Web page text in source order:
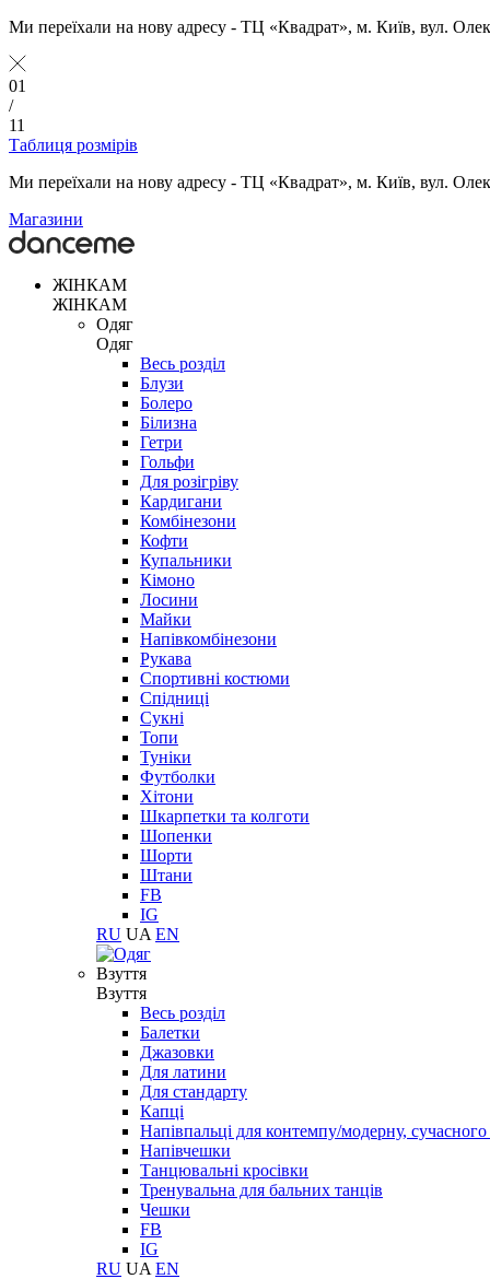
Ми переїхали на нову адресу - ТЦ «Квадрат», м. Київ, вул.
01
/
11
Таблиця розмірів
Ми переїхали на нову адресу - ТЦ «Квадрат», м. Київ, вул.
Магазини
ЖІНКАМ
ЖІНКАМ
Одяг
Одяг
Весь розділ
Блузи
Болеро
Білизна
Гетри
Гольфи
Для розігріву
Кардигани
Комбінезони
Кофти
Купальники
Кімоно
Лосини
Майки
Напівкомбінезони
Рукава
Спортивні костюми
Спідниці
Сукні
Топи
Туніки
Футболки
Хітони
Шкарпетки та колготи
Шопенки
Шорти
Штани
FB
IG
RU UA EN
Взуття
Взуття
Весь розділ
Балетки
Джазовки
Для латини
Для стандарту
Капці
Напівпальці для контемпу/модерну,
Напівчешки
Танцювальні кросівки
Тренувальна для бальних танців
Чешки
FB
IG
RU UA EN